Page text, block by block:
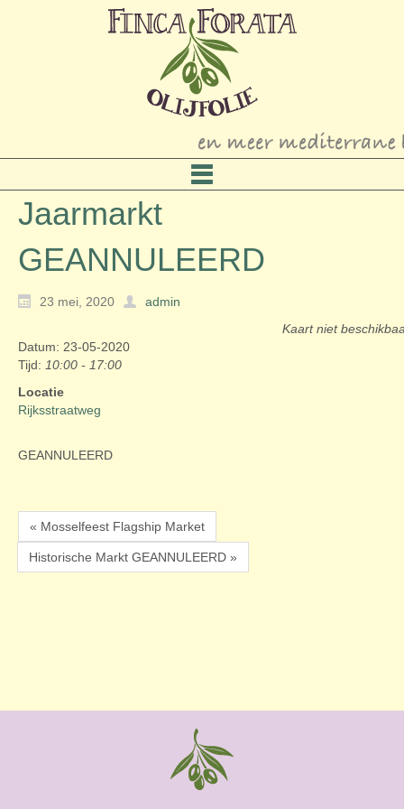
Jaarmarkt
GEANNULEERD
23 mei, 2020
admin
Kaart niet
Datum: 23-05-2020
Tijd: 10:00 - 17:00
Locatie
Rijksstraatweg
GEANNULEERD
« Mosselfeest Flagship Market
Historische Markt GEANNULEERD »